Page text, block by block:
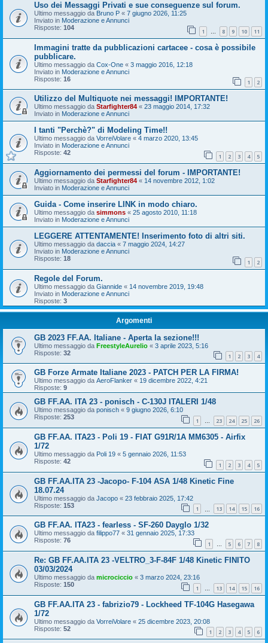
Uso dei Messaggi Privati e sue conseguenze sul forum.
Ultimo messaggio da Bruno P « 7 giugno 2026, 11:25
Inviato in Moderazione e Annunci
Risposte: 104 1 … 8 9 10 11
Immagini tratte da pubblicazioni cartacee - cosa è possibile
pubblicare.
Ultimo messaggio da Cox-One « 3 maggio 2016, 12:18
Inviato in Moderazione e Annunci
Risposte: 16 1 2
Utilizzo del Multiquote nei messaggi! IMPORTANTE!
Ultimo messaggio da Starfighter84 « 23 maggio 2014, 17:32
Inviato in Moderazione e Annunci
I tanti "Perchè?" di Modeling Time!!
Ultimo messaggio da VorreiVolare « 4 marzo 2020, 13:45
Inviato in Moderazione e Annunci
Risposte: 42 1 2 3 4 5
Aggiornamento dei permessi del forum - IMPORTANTE!
Ultimo messaggio da Starfighter84 « 14 novembre 2012, 1:02
Inviato in Moderazione e Annunci
Guida - Come inserire LINK in modo chiaro.
Ultimo messaggio da simmons « 25 agosto 2010, 11:18
Inviato in Moderazione e Annunci
LEGGERE ATTENTAMENTE! Inserimento foto di altri siti.
Ultimo messaggio da daccia « 7 maggio 2024, 14:27
Inviato in Moderazione e Annunci
Risposte: 18 1 2
Regole del Forum.
Ultimo messaggio da Giannide « 14 novembre 2019, 19:48
Inviato in Moderazione e Annunci
Risposte: 3
Argomenti
GB 2023 FF.AA. Italiane - Aperta la sezione!!!
Ultimo messaggio da FreestyleAurelio « 3 aprile 2023, 5:16
Risposte: 32 1 2 3 4
GB Forze Armate Italiane 2023 - PATCH PER LA FIRMA!
Ultimo messaggio da AeroFlanker « 19 dicembre 2022, 4:21
Risposte: 9
GB FF.AA. ITA 23 - ponisch - C-130J ITALERI 1/48
Ultimo messaggio da ponisch « 9 giugno 2026, 6:10
Risposte: 253 1 … 23 24 25 26
GB FF.AA. ITA23 - Poli 19 - FIAT G91R/1A MM6305 - Airfix
1/72
Ultimo messaggio da Poli 19 « 5 gennaio 2026, 11:53
Risposte: 42 1 2 3 4 5
GB FF.AA.ITA 23 -Jacopo- F-104 ASA 1/48 Kinetic Fine
18.07.24
Ultimo messaggio da Jacopo « 23 febbraio 2025, 17:42
Risposte: 153 1 13 14 15 16
GB FF.AA. ITA23 - fearless - SF-260 Dayglo 1/32
Ultimo messaggio da filippo77 « 31 gennaio 2025, 17:33
Risposte: 76 1 … 5 6 7 8
Re: GB FF.AA.ITA 23 -VELTRO_3-F-84F 1/48 Kinetic FINITO
03/03/2024
Ultimo messaggio da microciccio « 3 marzo 2024, 23:16
Risposte: 150 1 … 13 14 15 16
GB FF.AA.ITA 23 - fabrizio79 - Lockheed TF-104G Hasegawa
1/72
Ultimo messaggio da VorreiVolare « 25 dicembre 2023, 20:08
Risposte: 52 1 2 3 4 5 6